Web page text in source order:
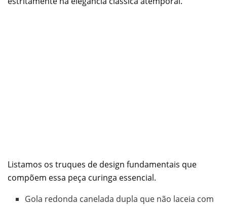
Listamos os truques de design fundamentais que
compõem essa peça curinga essencial.
Gola redonda canelada dupla que não laceia com